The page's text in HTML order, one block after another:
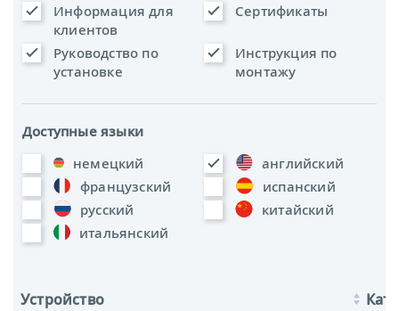
Информация для
клиентов
Сертификаты
Руководство по
установке
Инструкция по
монтажу
Доступные языки
немецкий
английский
французский
испанский
русский
китайский
итальянский
Устройство